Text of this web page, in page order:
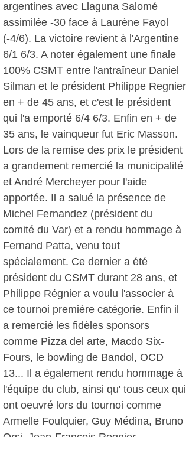
argentines avec Llaguna Salomé
assimilée -30 face à Laurène Fayol
(-4/6). La victoire revient à l'Argentine
6/1 6/3. A noter également une finale
100% CSMT entre l'antraîneur Daniel
Silman et le président Philippe Regnier
en + de 45 ans, et c'est le président
qui l'a emporté 6/4 6/3. Enfin en + de
35 ans, le vainqueur fut Eric Masson.
Lors de la remise des prix le président
a grandement remercié la municipalité
et André Mercheyer pour l'aide
apportée. Il a salué la présence de
Michel Fernandez (président du
comité du Var) et a rendu hommage à
Fernand Patta, venu tout
spécialement. Ce dernier a été
président du CSMT durant 28 ans, et
Philippe Régnier a voulu l'associer à
ce tournoi première catégorie. Enfin il
a remercié les fidèles sponsors
comme Pizza del arte, Macdo Six-
Fours, le bowling de Bandol, OCD
13... Il a également rendu hommage à
l'équipe du club, ainsi qu' tous ceux qui
ont oeuvré lors du tournoi comme
Armelle Foulquier, Guy Médina, Bruno
Orsi, Jean-François Regnier...